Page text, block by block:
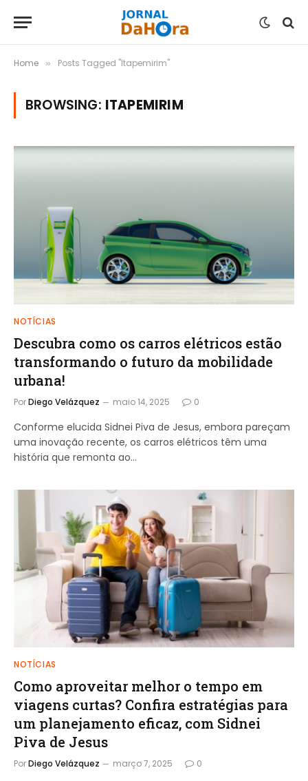
Home » Posts Tagged "Itapemirim"
BROWSING: ITAPEMIRIM
NOTÍCIAS
Descubra como os carros elétricos estão
transformando o futuro da mobilidade
urbana!
PorDiego Velázquez maio 14, 2025 0
Conforme elucida Sidnei Piva de Jesus, embora pareçam
uma inovação recente, os carros elétricos têm uma
história que remonta ao…
NOTÍCIAS
Como aproveitar melhor o tempo em
viagens curtas? Confira estratégias para
um planejamento eficaz, com Sidnei
Piva de Jesus
PorDiego Velázquez março 7, 2025 0